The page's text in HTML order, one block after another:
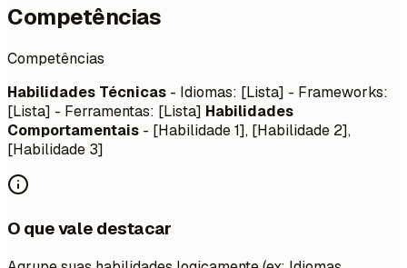
Competências
Competências
Habilidades Técnicas - Idiomas: [Lista] - Frameworks:
[Lista] - Ferramentas: [Lista] Habilidades
Comportamentais - [Habilidade 1], [Habilidade 2],
[Habilidade 3]
O que vale destacar